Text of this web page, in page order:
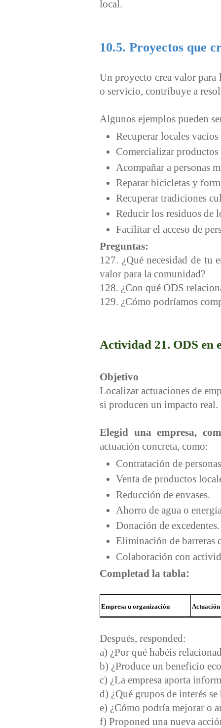
local.
10.5. Proyectos que
Un proyecto crea valor para
o servicio, contribuye a
Algunos ejemplos pueden
Recuperar locales
Comercializar
Acompañar a personas
Reparar bicicletas y
Recuperar tradiciones
Reducir los residuos de
Facilitar el acceso de
Preguntas:
127. ¿Qué necesidad de tu
valor para la comunidad?
128. ¿Con qué ODS
129. ¿Cómo podríamos
Actividad 21. ODS en
Objetivo
Localizar actuaciones de
si producen un impacto real.
Elegid una empresa,
actuación concreta, como:
Contratación de
Venta de productos
Reducción de envases.
Ahorro de agua o
Donación de
Eliminación de barreras
Colaboración con
Completad la tabla:
Empresa u organización
Después, responded:
a) ¿Por qué habéis
b) ¿Produce un beneficio
c) ¿La empresa aporta
d) ¿Qué grupos de interés
e) ¿Cómo podría mejorar o
f) Proponed una nueva